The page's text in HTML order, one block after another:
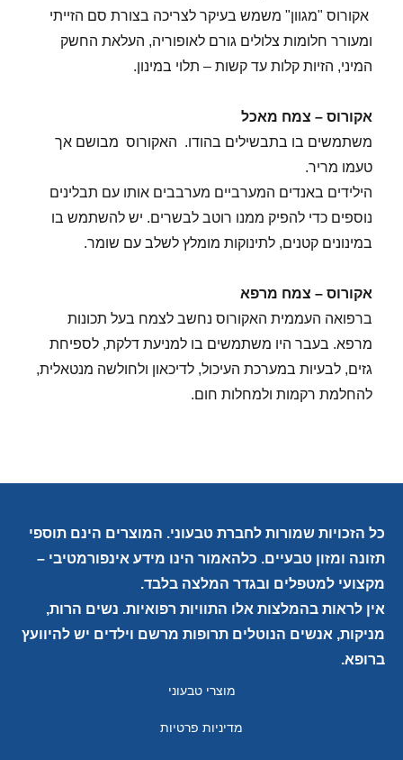
אקורוס "מגוון" משמש בעיקר לצריכה בצורת סם הזייתי
ומעורר חלומות צלולים גורם לאופוריה, העלאת החשק
המיני, הזיות קלות עד קשות – תלוי במינון.
אקורוס – צמח מאכל
משתמשים בו בתבשילים בהודו. האקורוס מבושם אך
טעמו מריר.
הילידים באנדים המערביים מערבבים אותו עם תבלינים
נוספים כדי להפיק ממנו רוטב לבשרים. יש להשתמש בו
במינונים קטנים, לתינוקות מומלץ לשלב עם שומר.
אקורוס – צמח מרפא
ברפואה העממית האקורוס נחשב לצמח בעל תכונות
מרפא. בעבר היו משתמשים בו למניעת דלקת, לספיחת
גזים, לבעיות במערכת העיכול, לדיכאון ולחולשה מנטאלית,
להחלמת רקמות ולמחלות חום.
כל הזכויות שמורות לחברת טבעוני. המוצרים הינם תוספי
תזונה ומזון טבעיים. כלהאמור הינו מידע אינפורמטיבי –
מקצועי למטפלים ובגדר המלצה בלבד.
אין לראות בהמלצות אלו התוויות רפואיות. נשים הרות,
מניקות, אנשים הנוטלים תרופות מרשם וילדים יש להיוועץ
ברופא.
מוצרי טבעוני
מדיניות פרטיות